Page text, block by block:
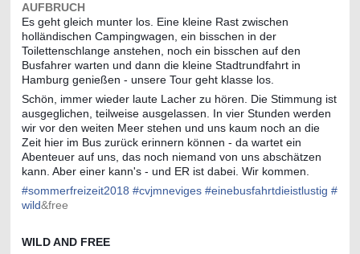
AUFBRUCH
Es geht gleich munter los. Eine kleine Rast zwischen
holländischen Campingwagen, ein bisschen in der
Toilettenschlange anstehen, noch ein bisschen auf den
Busfahrer warten und dann die kleine Stadtrundfahrt in
Hamburg genießen - unsere Tour geht klasse los.
Schön, immer wieder laute Lacher zu hören. Die Stimmung ist
ausgeglichen, teilweise ausgelassen. In vier Stunden werden
wir vor den weiten Meer stehen und uns kaum noch an die
Zeit hier im Bus zurück erinnern können - da wartet ein
Abenteuer auf uns, das noch niemand von uns abschätzen
kann. Aber einer kann's - und ER ist dabei. Wir kommen.
#sommerfreizeit2018 #cvjmneviges #einebusfahrtdieistlustig #
wild&free
WILD AND FREE